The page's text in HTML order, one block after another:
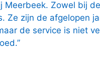
Meerbeek. Zowel bij
Ze zijn de afgelopen
de service is niet